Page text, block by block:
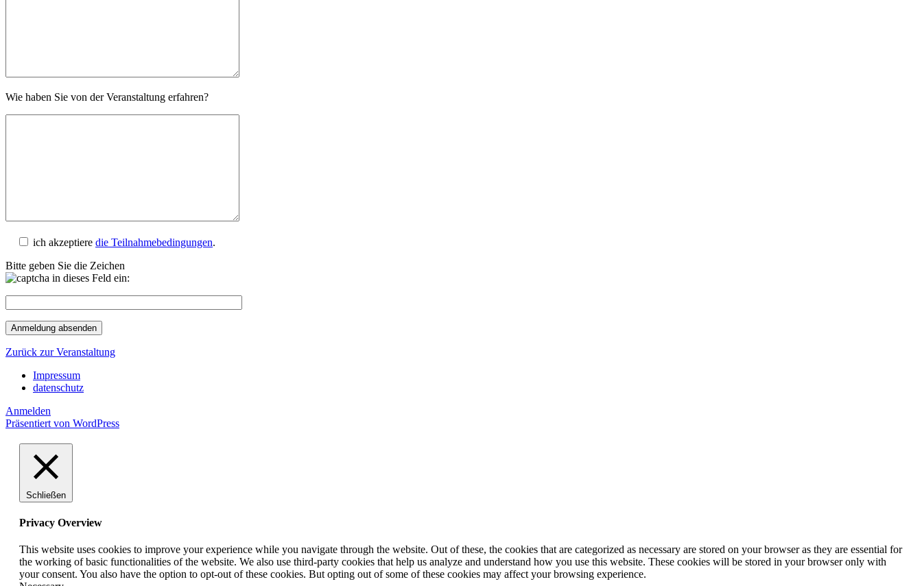
Wie haben Sie von der Veranstaltung erfahren?
ich akzeptiere die Teilnahmebedingungen.
Bitte geben Sie die Zeichen
in dieses Feld ein:
Zurück zur Veranstaltung
Impressum
datenschutz
Anmelden
Präsentiert von WordPress
Schließen
Privacy Overview
This website uses cookies to improve your experience while you navigate through the website. Out of these, the cookies that are categorized as necessary are stored on your browser as they are essential for
the working of basic functionalities of the website. We also use third-party cookies that help us analyze and understand how you use this website. These cookies will be stored in your browser only with
your consent. You also have the option to opt-out of these cookies. But opting out of some of these cookies may affect your browsing experience.